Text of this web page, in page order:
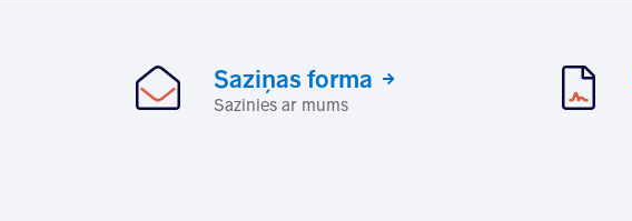
Saziņas forma
Sazinies ar mums